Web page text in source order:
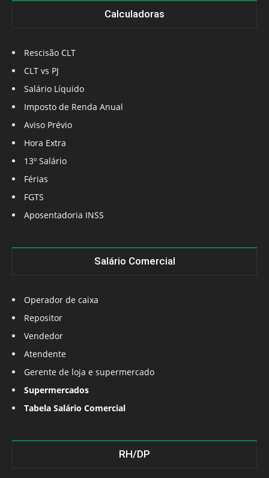
Calculadoras
Rescisão CLT
CLT vs PJ
Salário Líquido
Imposto de Renda Anual
Aviso Prévio
Hora Extra
13º Salário
Férias
FGTS
Aposentadoria INSS
Salário Comercial
Operador de caixa
Repositor
Vendedor
Atendente
Gerente de loja e supermercado
Supermercados
Tabela Salário Comercial
RH/DP